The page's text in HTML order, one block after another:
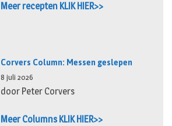
Meer recepten KLIK HIER>>
Corvers Column: Messen geslepen
8 juli 2026
door Peter Corvers
Meer Columns KLIK HIER>>